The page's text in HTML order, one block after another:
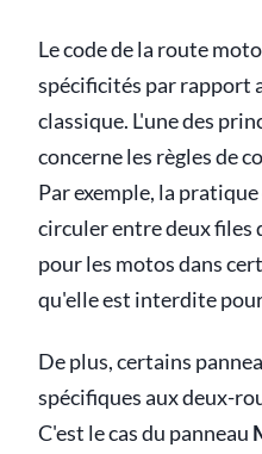
Le code de la route
spécificités par rapport
classique. L'une des
concerne les règles de
Par exemple, la pratique
circuler entre deux files
pour les motos dans
qu'elle est interdite
De plus, certains
spécifiques aux deux-
C'est le cas du panneau